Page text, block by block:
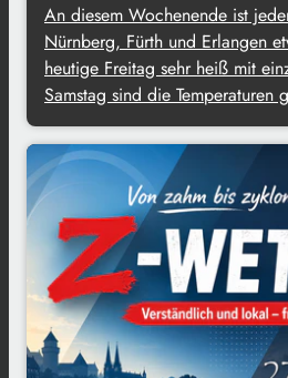
An diesem Wochenende ist
Nürnberg, Fürth und Erlangen
heutige Freitag sehr heiß mit
Samstag sind die